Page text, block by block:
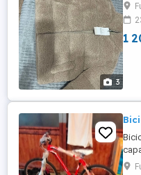
3
1
are